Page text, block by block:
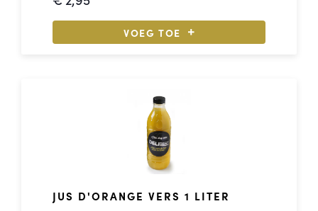
VOEG TOE
JUS D'ORANGE VERS 1 LITER